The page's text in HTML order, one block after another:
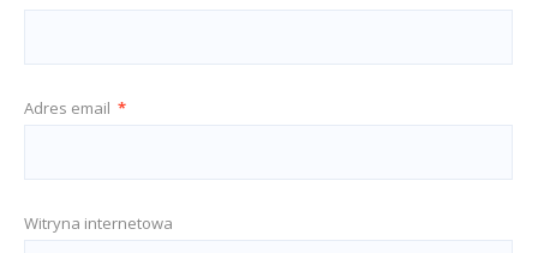
Adres email *
Witryna internetowa